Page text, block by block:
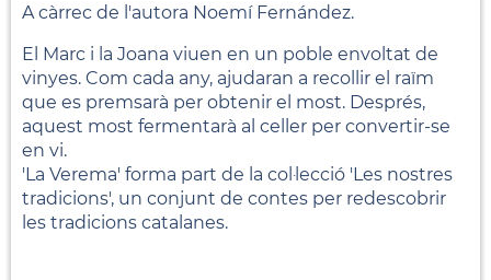
A càrrec de l'autora Noemí Fernández.
El Marc i la Joana viuen en un poble envoltat de
vinyes. Com cada any, ajudaran a recollir el raïm
que es premsarà per obtenir el most. Després,
aquest most fermentarà al celler per convertir-se
en vi.
'La Verema' forma part de la col·lecció 'Les nostres
tradicions', un conjunt de contes per redescobrir
les tradicions catalanes.